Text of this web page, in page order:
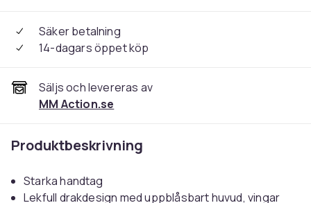
Säker betalning
14-dagars öppet köp
Säljs och levereras av
MM Action.se
Produktbeskrivning
Starka handtag
Lekfull drakdesign med uppblåsbart huvud, vingar